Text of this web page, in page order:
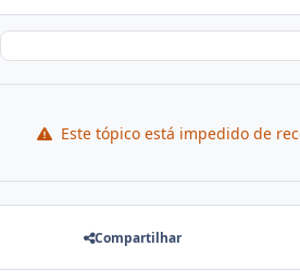
Este tópico está impedido de
Compartilhar